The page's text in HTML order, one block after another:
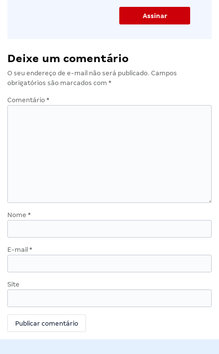
Deixe um comentário
O seu endereço de e-mail não será publicado. Campos
obrigatórios são marcados com *
Comentário *
Nome *
E-mail *
Site